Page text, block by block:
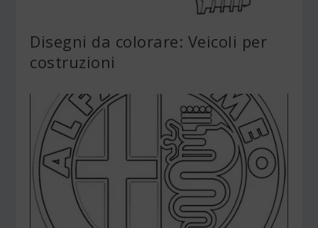
Disegni da colorare: Veicoli per
costruzioni